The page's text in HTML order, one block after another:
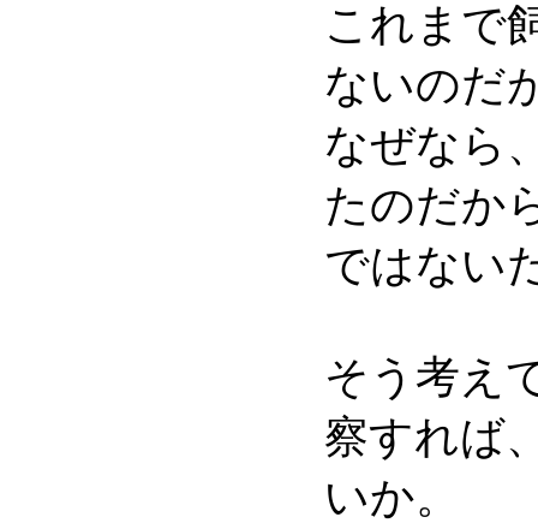
これまで
ないのだ
なぜなら
たのだか
ではない
そう考え
察すれば
いか。